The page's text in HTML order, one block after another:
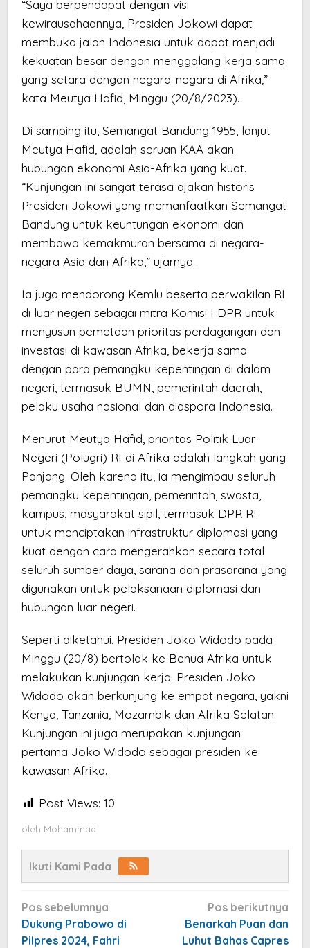
“Saya berpendapat dengan visi
kewirausahaannya, Presiden Jokowi dapat
membuka jalan Indonesia untuk dapat menjadi
kekuatan besar dengan menggalang kerja sama
yang setara dengan negara-negara di Afrika,”
kata Meutya Hafid, Minggu (20/8/2023).
Di samping itu, Semangat Bandung 1955, lanjut
Meutya Hafid, adalah seruan KAA akan
hubungan ekonomi Asia-Afrika yang kuat.
“Kunjungan ini sangat terasa ajakan historis
Presiden Jokowi yang memanfaatkan Semangat
Bandung untuk keuntungan ekonomi dan
membawa kemakmuran bersama di negara-
negara Asia dan Afrika,” ujarnya.
Ia juga mendorong Kemlu beserta perwakilan RI
di luar negeri sebagai mitra Komisi I DPR untuk
menyusun pemetaan prioritas perdagangan dan
investasi di kawasan Afrika, bekerja sama
dengan para pemangku kepentingan di dalam
negeri, termasuk BUMN, pemerintah daerah,
pelaku usaha nasional dan diaspora Indonesia.
Menurut Meutya Hafid, prioritas Politik Luar
Negeri (Polugri) RI di Afrika adalah langkah yang
Panjang. Oleh karena itu, ia mengimbau seluruh
pemangku kepentingan, pemerintah, swasta,
kampus, masyarakat sipil, termasuk DPR RI
untuk menciptakan infrastruktur diplomasi yang
kuat dengan cara mengerahkan secara total
seluruh sumber daya, sarana dan prasarana yang
digunakan untuk pelaksanaan diplomasi dan
hubungan luar negeri.
Seperti diketahui, Presiden Joko Widodo pada
Minggu (20/8) bertolak ke Benua Afrika untuk
melakukan kunjungan kerja. Presiden Joko
Widodo akan berkunjung ke empat negara, yakni
Kenya, Tanzania, Mozambik dan Afrika Selatan.
Kunjungan ini juga merupakan kunjungan
pertama Joko Widodo sebagai presiden ke
kawasan Afrika.
Post Views: 10
oleh Mohammad
Ikuti Kami Pada
Navigasi
pos
Pos sebelumnya
Dukung Prabowo di
Pilpres 2024, Fahri
Pos berikutnya
Benarkah Puan dan
Luhut Bahas Capres